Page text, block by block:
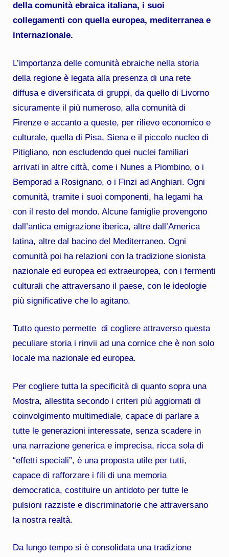
della comunità ebraica italiana, i suoi
collegamenti con quella europea, mediterranea e
internazionale.
L’importanza delle comunità ebraiche nella storia
della regione è legata alla presenza di una rete
diffusa e diversificata di gruppi, da quello di Livorno
sicuramente il più numeroso, alla comunità di
Firenze e accanto a queste, per rilievo economico e
culturale, quella di Pisa, Siena e il piccolo nucleo di
Pitigliano, non escludendo quei nuclei familiari
arrivati in altre città, come i Nunes a Piombino, o i
Bemporad a Rosignano, o i Finzi ad Anghiari. Ogni
comunità, tramite i suoi componenti, ha legami ha
con il resto del mondo. Alcune famiglie provengono
dall’antica emigrazione iberica, altre dall’America
latina, altre dal bacino del Mediterraneo. Ogni
comunità poi ha relazioni con la tradizione sionista
nazionale ed europea ed extraeuropea, con i fermenti
culturali che attraversano il paese, con le ideologie
più significative che lo agitano.
Tutto questo permette di cogliere attraverso questa
peculiare storia i rinvii ad una cornice che è non solo
locale ma nazionale ed europea.
Per cogliere tutta la specificità di quanto sopra una
Mostra, allestita secondo i criteri più aggiornati di
coinvolgimento multimediale, capace di parlare a
tutte le generazioni interessate, senza scadere in
una narrazione generica e imprecisa, ricca sola di
“effetti speciali”, è una proposta utile per tutti,
capace di rafforzare i fili di una memoria
democratica, costituire un antidoto per tutte le
pulsioni razziste e discriminatorie che attraversano
la nostra realtà.
Da lungo tempo si è consolidata una tradizione